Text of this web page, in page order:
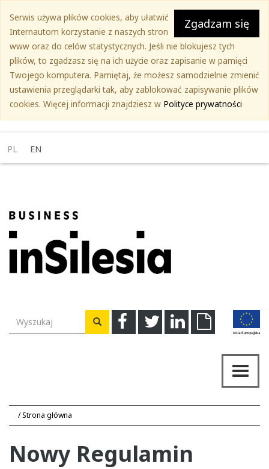
treści
głównej
Zgadzam się
Serwis używa plików cookies, aby ułatwić
Internautom korzystanie z naszych stron
www oraz do celów statystycznych. Jeśli nie blokujesz tych
plików, to zgadzasz się na ich użycie oraz zapisanie w pamięci
Twojego komputera. Pamiętaj, że możesz samodzielnie zmienić
ustawienia przeglądarki tak, aby zablokować zapisywanie plików
cookies. Więcej informacji znajdziesz w Polityce prywatności
PL EN
FacebookTwitterLinkedinDownload
Wyszukiwarka Wyszukaj
Strona główna
Nowy Regulamin